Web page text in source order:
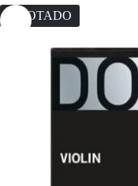
AGOTADO